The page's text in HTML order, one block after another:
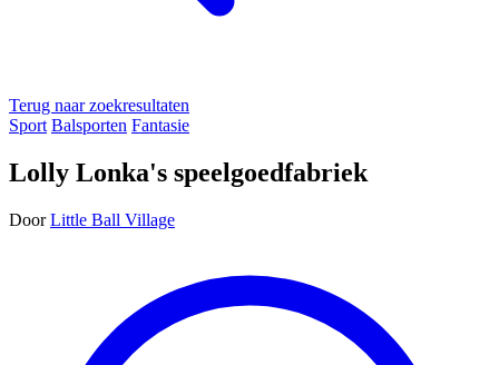
Terug naar zoekresultaten
Sport Balsporten Fantasie
Lolly Lonka's speelgoedfabriek
Door Little Ball Village